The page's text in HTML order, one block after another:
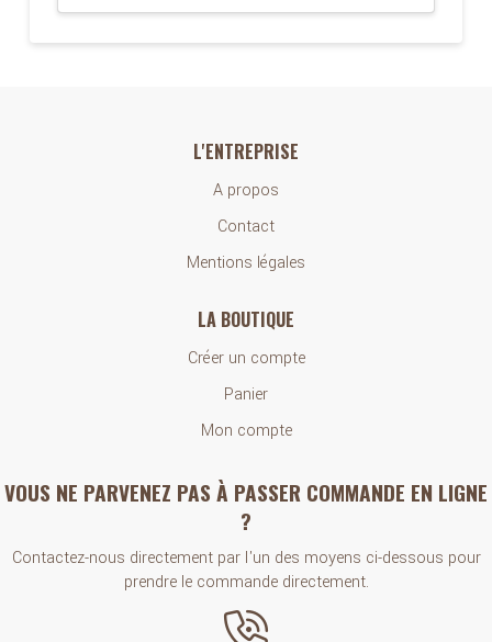
L'ENTREPRISE
A propos
Contact
Mentions légales
LA BOUTIQUE
Créer un compte
Panier
Mon compte
VOUS NE PARVENEZ PAS À PASSER COMMANDE EN LIGNE
?
Contactez-nous directement par l'un des moyens ci-dessous pour
prendre le commande directement.